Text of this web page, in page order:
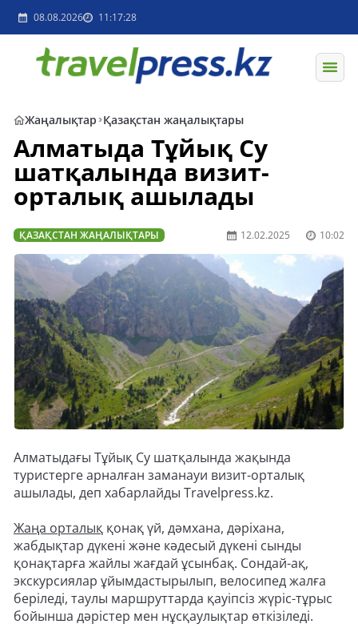
08.08.2026 11:17:28
Жаңалықтар Қазақстан жаңалықтары
Алматыда Тұйық Су
шатқалында визит-
орталық ашылады
ҚАЗАҚСТАН ЖАҢАЛЫҚТАРЫ 12.02.2025 10:02
Алматыдағы Тұйық Су шатқалында жақында
туристерге арналған заманауи визит-орталық
ашылады, деп хабарлайды Travelpress.kz.
Жаңа орталық қонақ үй, дәмхана, дәріхана,
жабдықтар дүкені және кәдесый дүкені сынды
қонақтарға жайлы жағдай ұсынбақ. Сондай-ақ,
экскурсиялар ұйымдастырылып, велосипед жалға
беріледі, таулы маршруттарда қауіпсіз жүріс-тұрыс
бойынша дәрістер мен нұсқаулықтар өткізіледі.